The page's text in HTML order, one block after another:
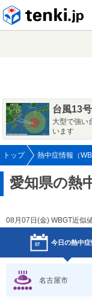
台風13
大型で強い
います
トップ 熱中症情報（
愛知県の熱
08月07日(金) WBGT近似
07 今日の熱中症
名古屋市